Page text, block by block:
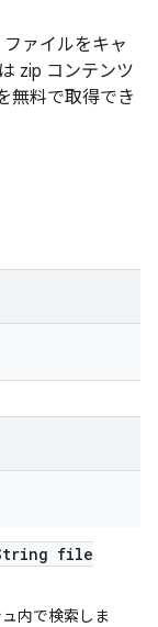
ァイルをキャ
zip コンテンツ
無料で取得でき
file
内で検索しま